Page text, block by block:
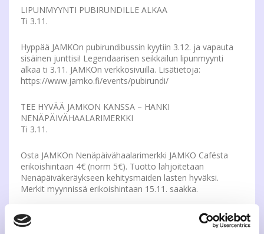
LIPUNMYYNTI PUBIRUNDILLE ALKAA
Ti 3.11.
Hyppää JAMKOn pubirundibussin kyytiin 3.12. ja vapauta
sisäinen junttisi! Legendaarisen seikkailun lipunmyynti
alkaa ti 3.11. JAMKOn verkkosivuilla. Lisätietoja:
https://www.jamko.fi/events/pubirundi/
TEE HYVÄÄ JAMKON KANSSA – HANKI
NENÄPÄIVÄHAALARIMERKKI
Ti 3.11.
Osta JAMKOn Nenäpäivähaalarimerkki JAMKO Cafésta
erikoishintaan 4€ (norm 5€). Tuotto lahjoitetaan
Nenäpäiväkeräykseen kehitysmaiden lasten hyväksi.
Merkit myynnissä erikoishintaan 15.11. saakka.
HEITTÄYDY IMPROVISAATIOON TIISTAIKLUBILLA
Ti 10.11.